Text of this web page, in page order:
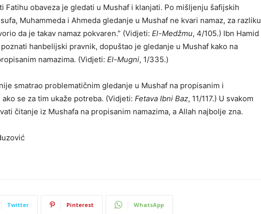
Fatihu obaveza je gledati u Mushaf i klanjati. Po mišljenju šafijskih
Muhammeda i Ahmeda gledanje u Mushaf ne kvari namaz, za razliku
da je takav namaz pokvaren.” (Vidjeti: El-Medžmu, 4/105.) Ibn Hamid
hanbelijski pravnik, dopuštao je gledanje u Mushaf kako na
namazima. (Vidjeti: El-Mugni, 1/335.)
smatrao problematičnim gledanje u Mushaf na propisanim i
se za tim ukaže potreba. (Vidjeti: Fetava Ibni Baz, 11/117.) U svakom
čitanje iz Mushafa na propisanim namazima, a Allah najbolje zna.
Twitter Pinterest WhatsApp